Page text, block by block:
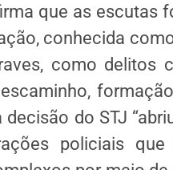
que as escutas
conhecida
como delitos
decisão do STJ
policiais que